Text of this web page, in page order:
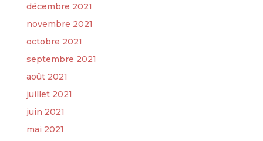
décembre 2021
novembre 2021
octobre 2021
septembre 2021
août 2021
juillet 2021
juin 2021
mai 2021